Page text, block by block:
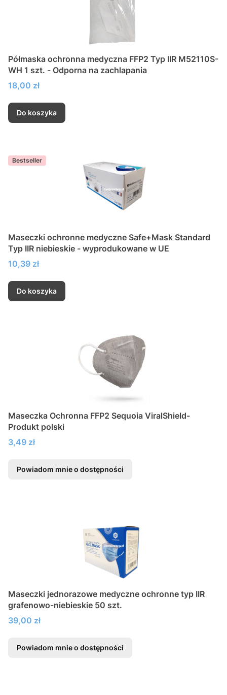
Półmaska ochronna medyczna FFP2 Typ IIR M52110S-
WH 1 szt. - Odporna na zachlapania
Cena
18,00 zł
Do koszyka
Bestseller
Maseczki ochronne medyczne Safe+Mask Standard
Typ IIR niebieskie - wyprodukowane w UE
Cena
10,39 zł
Do koszyka
Maseczka Ochronna FFP2 Sequoia ViralShield-
Produkt polski
Cena
3,49 zł
Powiadom mnie o dostępności
Maseczki jednorazowe medyczne ochronne typ IIR
grafenowo-niebieskie 50 szt.
Cena
39,00 zł
Powiadom mnie o dostępności